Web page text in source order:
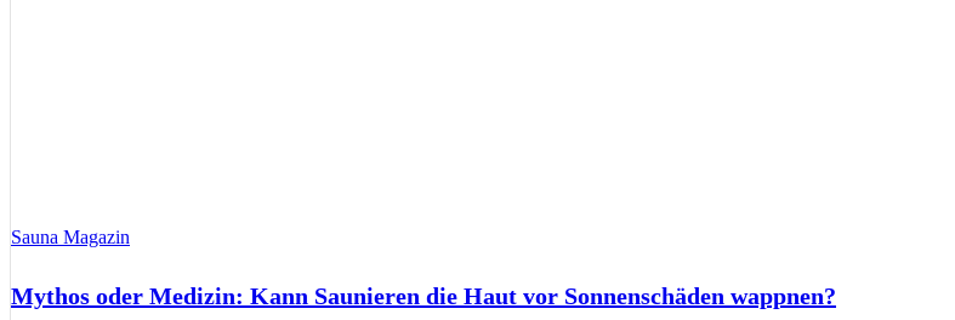
Sauna Magazin
Mythos oder Medizin: Kann Saunieren die Haut vor Sonnenschäden wappnen?